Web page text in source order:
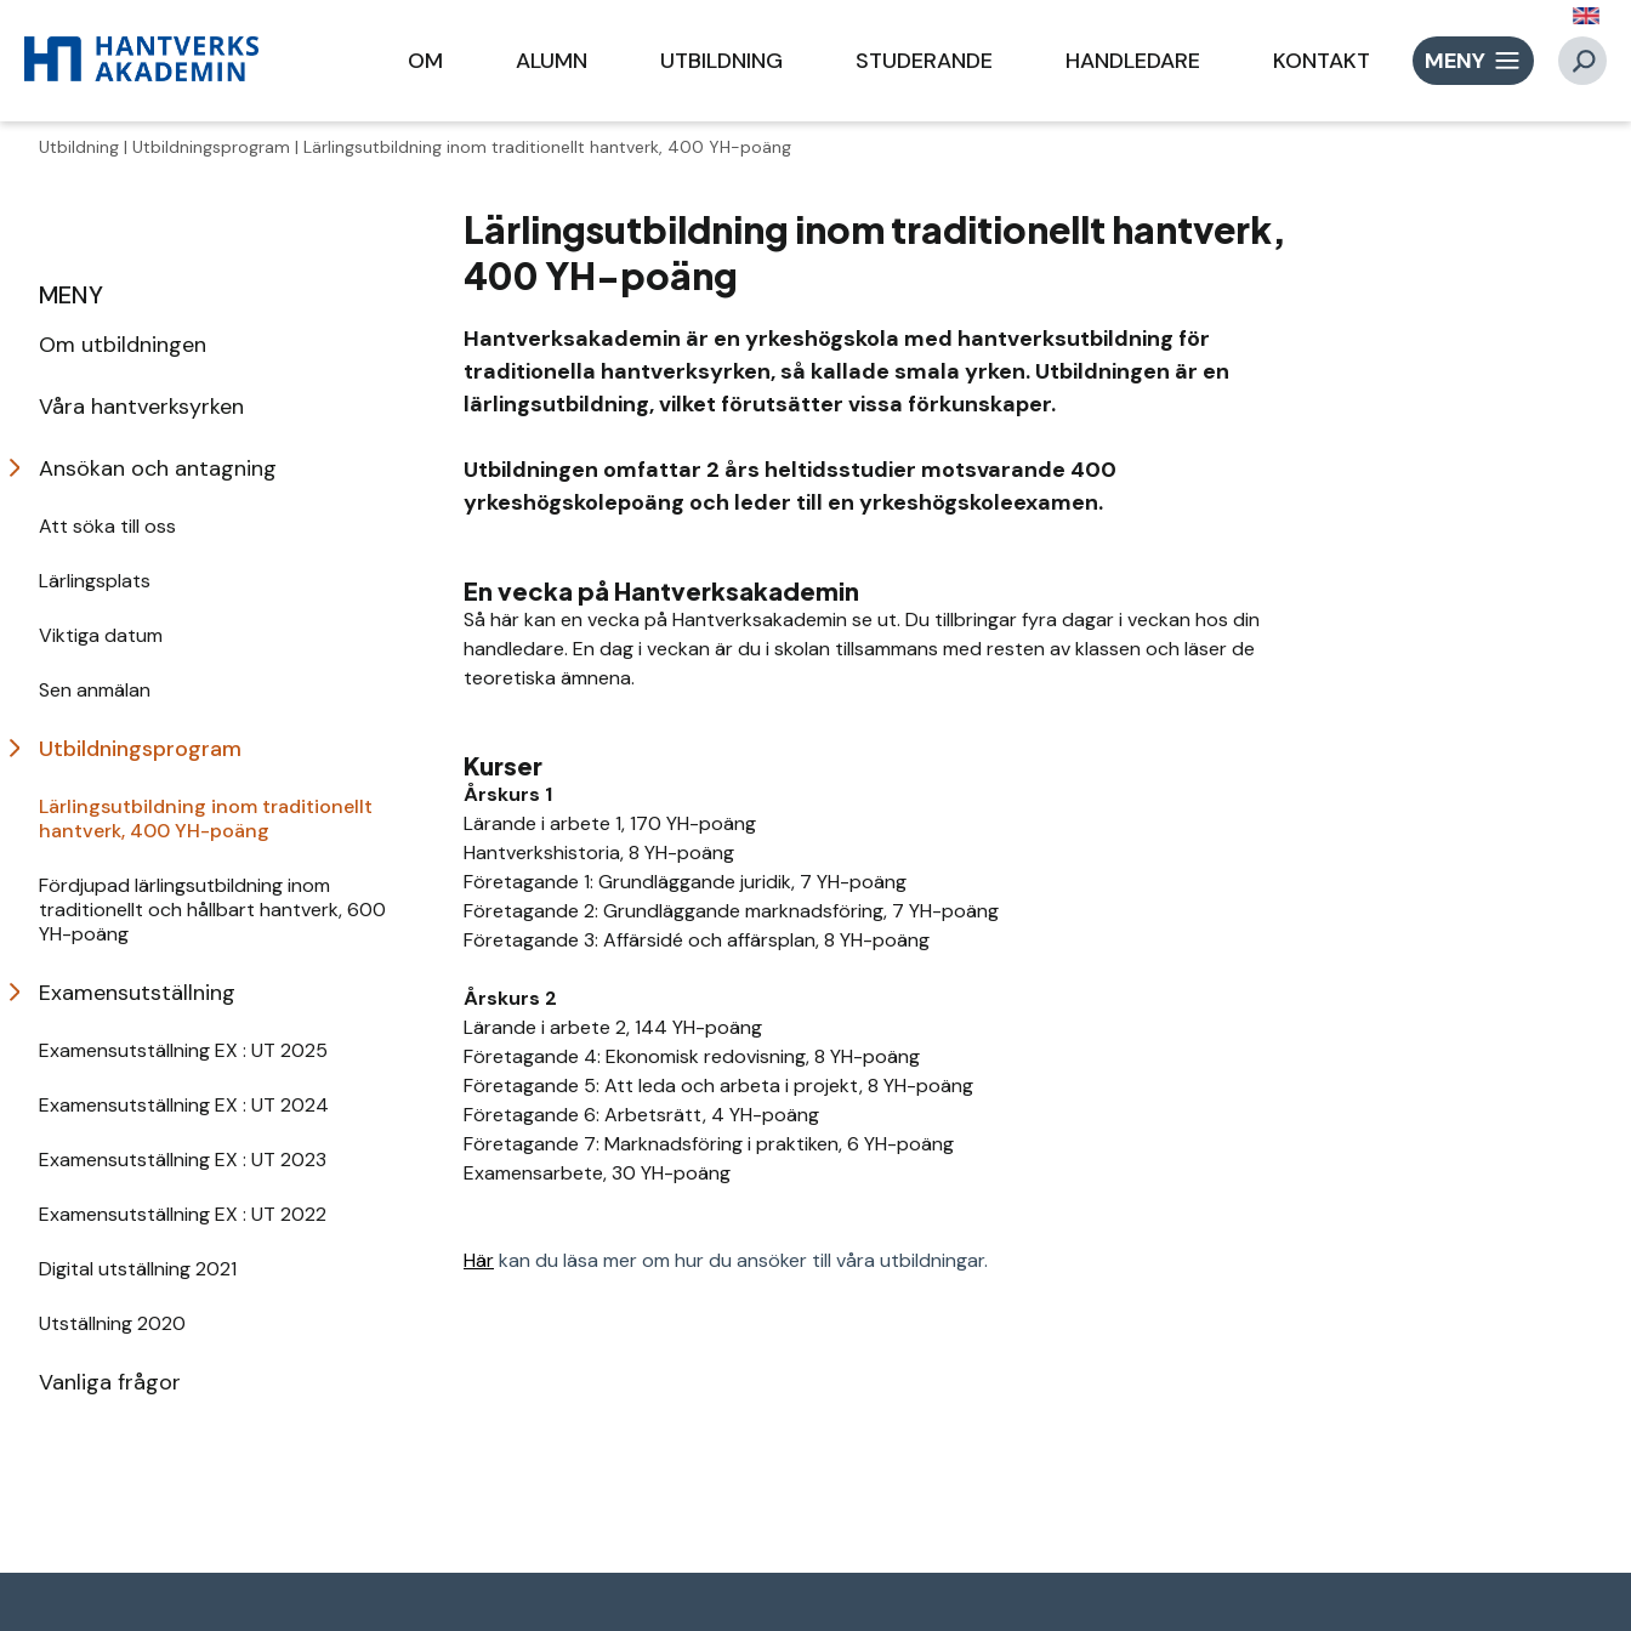
MENY
OM ALUMN UTBILDNING STUDERANDE HANDLEDARE KONTAKT
Utbildning | Utbildningsprogram | Lärlingsutbildning inom traditionellt hantverk, 400 YH-poäng
Lärlingsutbildning inom traditionellt hantverk,
400 YH-poäng
Hantverksakademin är en yrkeshögskola med hantverksutbildning för
traditionella hantverksyrken, så kallade smala yrken. Utbildningen är en
lärlingsutbildning, vilket förutsätter vissa förkunskaper.
Utbildningen omfattar 2 års heltidsstudier motsvarande 400
yrkeshögskolepoäng och leder till en yrkeshögskoleexamen.
En vecka på Hantverksakademin
Så här kan en vecka på Hantverksakademin se ut. Du tillbringar fyra dagar i veckan hos din
handledare. En dag i veckan är du i skolan tillsammans med resten av klassen och läser de
teoretiska ämnena.
Kurser
Årskurs 1
Lärande i arbete 1, 170 YH-poäng
Hantverkshistoria, 8 YH-poäng
Företagande 1: Grundläggande juridik, 7 YH-poäng
Företagande 2: Grundläggande marknadsföring, 7 YH-poäng
Företagande 3: Affärsidé och affärsplan, 8 YH-poäng
Årskurs 2
Lärande i arbete 2, 144 YH-poäng
Företagande 4: Ekonomisk redovisning, 8 YH-poäng
Företagande 5: Att leda och arbeta i projekt, 8 YH-poäng
Företagande 6: Arbetsrätt, 4 YH-poäng
Företagande 7: Marknadsföring i praktiken, 6 YH-poäng
Examensarbete, 30 YH-poäng
Härkan du läsa mer om hur du ansöker till våra utbildningar.
MENY
Om utbildningen
Våra hantverksyrken
Ansökan och antagning
Att söka till oss
Lärlingsplats
Viktiga datum
Sen anmälan
Utbildningsprogram
Lärlingsutbildning inom traditionellt
hantverk, 400 YH-poäng
Fördjupad lärlingsutbildning inom
traditionellt och hållbart hantverk, 600
YH-poäng
Examensutställning
Examensutställning EX : UT 2025
Examensutställning EX : UT 2024
Examensutställning EX : UT 2023
Examensutställning EX : UT 2022
Digital utställning 2021
Utställning 2020
Vanliga frågor